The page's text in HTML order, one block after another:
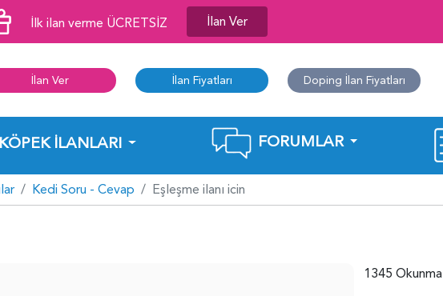
İlk ilan verme ÜCRETSİZ İlan Ver
İlan Ver İlan Fiyatları Doping İlan Fiyatları
KÖPEK İLANLARI FORUMLAR
Kedi Soru - Cevap Eşleşme ilanı icin
1345 Okunma